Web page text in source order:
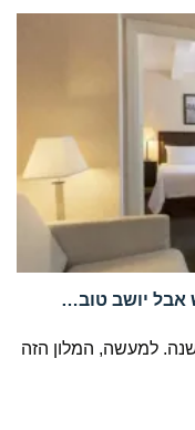
אבל יושב טוב…
למעשה, המלון הזה